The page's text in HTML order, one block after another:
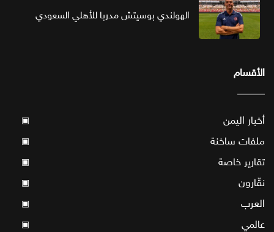
الهولندي بوسيتش مدربا للأهلي السعودي
الأقسام
أخبار اليمن ▣
ملفات ساخنة ▣
تقارير خاصة ▣
نقّارون ▣
العرب ▣
عالمي ▣